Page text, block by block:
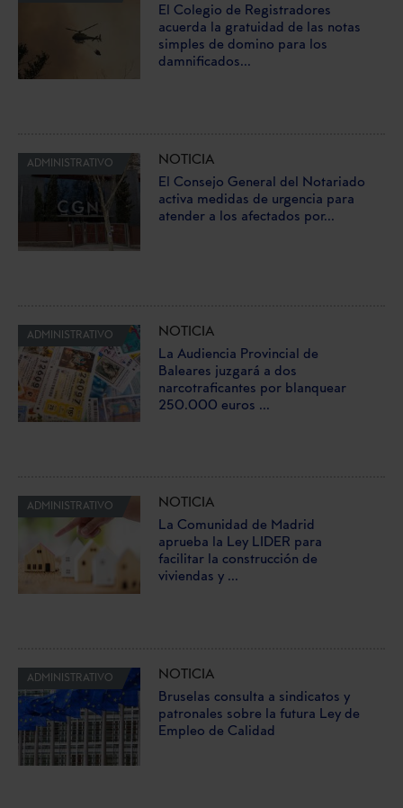
El Colegio de Registradores
acuerda la gratuidad de las notas
simples de domino para los
damnificados...
ADMINISTRATIVO
NOTICIA
El Consejo General del Notariado
activa medidas de urgencia para
atender a los afectados por...
ADMINISTRATIVO
NOTICIA
La Audiencia Provincial de
Baleares juzgará a dos
narcotraficantes por blanquear
250.000 euros ...
ADMINISTRATIVO
NOTICIA
La Comunidad de Madrid
aprueba la Ley LIDER para
facilitar la construcción de
viviendas y ...
ADMINISTRATIVO
NOTICIA
Bruselas consulta a sindicatos y
patronales sobre la futura Ley de
Empleo de Calidad